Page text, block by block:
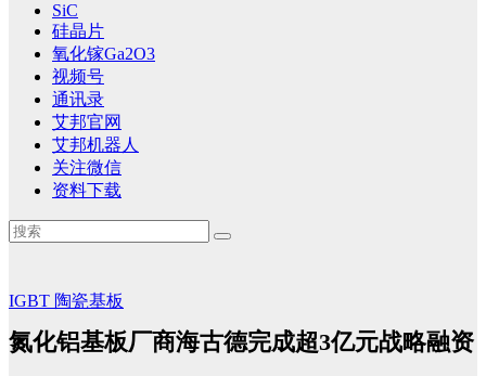
SiC
硅晶片
氧化镓Ga2O3
视频号
通讯录
艾邦官网
艾邦机器人
关注微信
资料下载
IGBT 陶瓷基板
氮化铝基板厂商海古德完成超3亿元战略融资